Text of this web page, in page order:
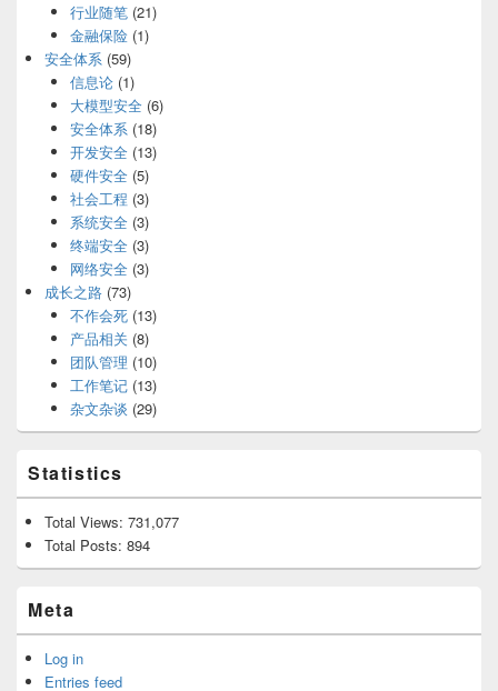
行业随笔(21)
金融保险(1)
安全体系 (59)
信息论(1)
大模型安全(6)
安全体系(18)
开发安全(13)
硬件安全(5)
社会工程 (3)
系统安全(3)
终端安全(3)
网络安全(3)
成长之路 (73)
不作会死(13)
产品相关 (8)
团队管理 (10)
工作笔记(13)
杂文杂谈 (29)
Statistics
Total Views: 731,077
Total Posts: 894
Meta
Log in
Entries feed